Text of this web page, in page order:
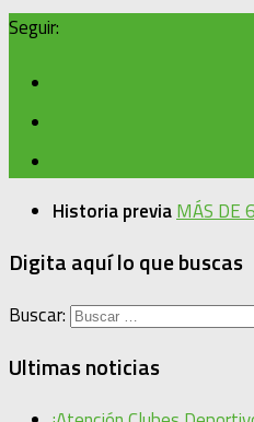
Seguir:
Historia previaMÁS DE
Digita aquí lo que buscas
Buscar:
Ultimas noticias